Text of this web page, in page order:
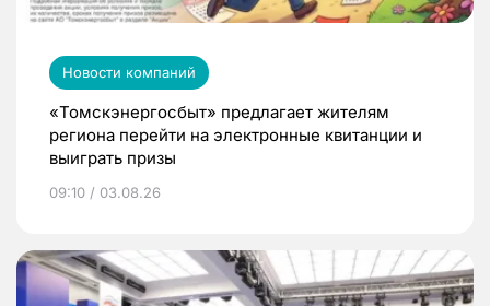
Новости компаний
«Томскэнергосбыт» предлагает жителям
региона перейти на электронные квитанции и
выиграть призы
09:10 / 03.08.26